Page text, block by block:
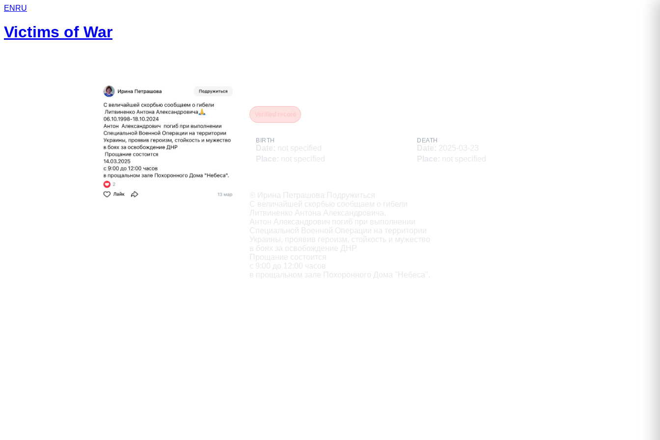
EN RU
Victims of War
BIRTH
Date: not specified
Place: not specified
DEATH
Date: 2025-03-23
Place: not specified
® Ирина Петрашова Подружиться
С величайшей скорбью сообщаем о гибели
Литвиненко Антона Александровича,
Антон Александрович погиб при выполнении
Специальной Военной Операции на территории
Украины, проявив героизм, стойкость и мужество
в боях за освобождение ДНР
Прощание состоится
с 9:00 до 12:00 часов
в прощальном зале Похоронного Дома "Небеса".